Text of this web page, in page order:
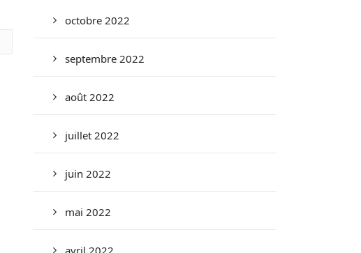
octobre 2022
septembre 2022
août 2022
juillet 2022
juin 2022
mai 2022
avril 2022